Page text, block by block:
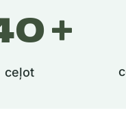
ceļot